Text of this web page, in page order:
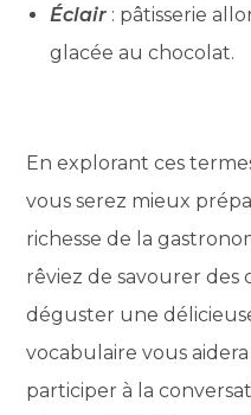
Éclair : pâtisserie
glacée au chocolat.
En explorant ces
vous serez mieux
richesse de la
rêviez de savourer des
déguster une
vocabulaire vous
participer à la